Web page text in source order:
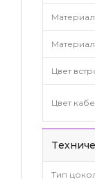
Цвет
Цвет
Тип